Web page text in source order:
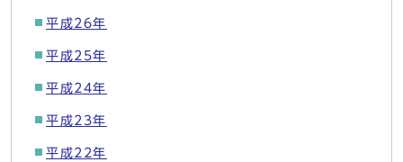
平成26年
平成25年
平成24年
平成23年
平成22年